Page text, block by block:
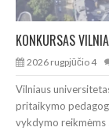
2026 rugpjūčio 4
Vilniaus
pritaikymo
vykdymo reikmėms